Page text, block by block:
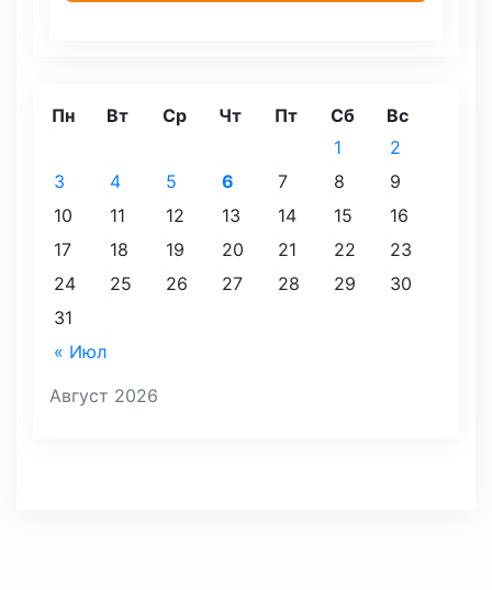
Август 2026
Пн Вт Ср Чт Пт Сб Вс
« Июл
1
2
3
4 5 6 7 8
9
10
11 12 13 14 15
16
17
18 19 20 21 22
23
24
25 26 27 28 29
30
31